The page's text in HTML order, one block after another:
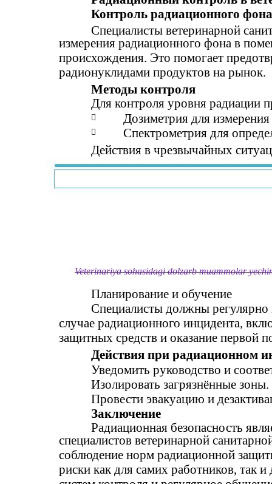
Контроль радиационного фона
Специалисты ветеринарной
измерения радиационного фона в
происхождения. Это помогает
радионуклидами продуктов на рынок.
Методы контроля
Для контроля уровня радиации
 Дозиметрия для

Спектрометрия для
Действия в чрезвычайных
Veterinariya sohasidagi dolzarb muammolar
Планирование и обучение
Специалисты должны регулярно
случае радиационного инцидента,
защитных средств и оказание первой
Действия при радиационном
Уведомить руководство и
Изолировать загрязнённые зоны.
Провести эвакуацию и
Заключение
Радиационная безопасность
специалистов ветеринарной
соблюдение норм радиационной
риски как для самих работников, так